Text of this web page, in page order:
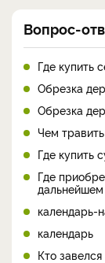
Вопрос-
Где купить
Обрезка
Обрезка
Чем
Где купить
Где
календарь-
календарь
Кто